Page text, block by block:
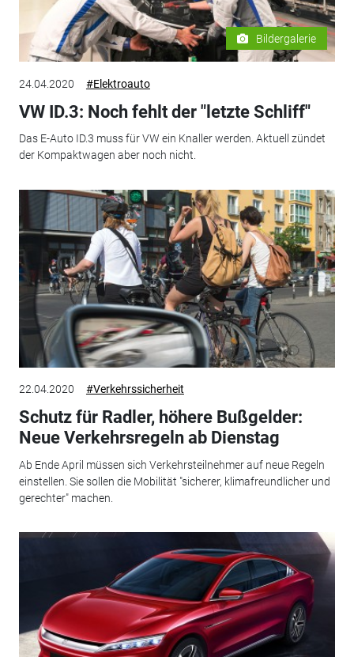
Bildergalerie
24.04.2020 #Elektroauto
VW ID.3: Noch fehlt der "letzte Schliff"
Das E-Auto ID.3 muss für VW ein Knaller werden. Aktuell zündet
der Kompaktwagen aber noch nicht.
22.04.2020 #Verkehrssicherheit
Schutz für Radler, höhere Bußgelder:
Neue Verkehrsregeln ab Dienstag
Ab Ende April müssen sich Verkehrsteilnehmer auf neue Regeln
einstellen. Sie sollen die Mobilität "sicherer, klimafreundlicher und
gerechter" machen.